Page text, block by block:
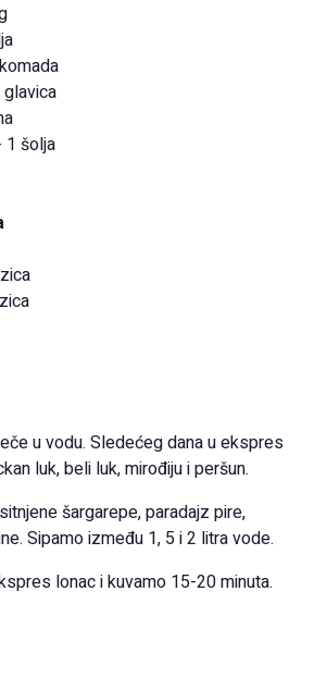
1 šolja
u vodu. Sledećeg dana u ekspres
luk, beli luk, mirođiju i peršun.
šargarepe, paradajz pire,
Sipamo između 1, 5 i 2 litra vode.
lonac i kuvamo 15-20 minuta.